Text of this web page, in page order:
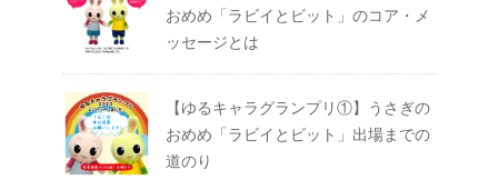
おめめ「ラビイとビット」のコア・メ
ッセージとは
【ゆるキャラグランプリ①】うさぎの
おめめ「ラビイとビット」出場までの
道のり